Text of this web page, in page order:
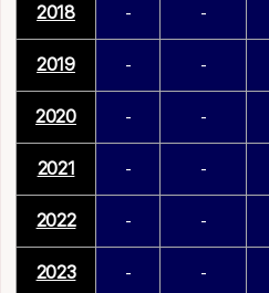
2018 - -
2019 - -
2020 - -
2021 - -
2022 - -
2023 - -